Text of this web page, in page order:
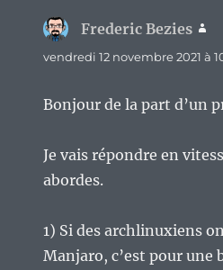
Frederic Bezies
vendredi 12 novembre 2021 à
Bonjour de la part d’un
Je vais répondre en
abordes.
1) Si des archlinuxiens
Manjaro, c’est pour une